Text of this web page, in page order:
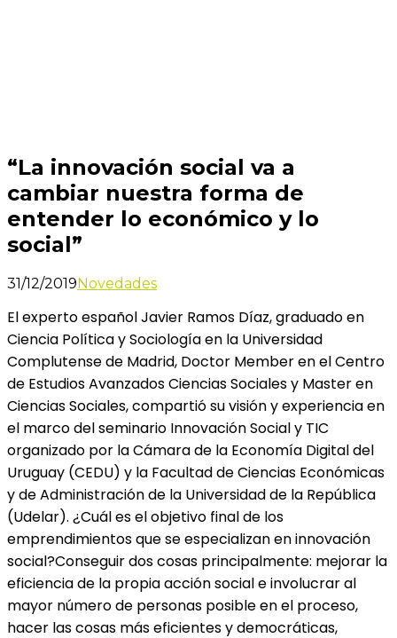
“La innovación social va a
cambiar nuestra forma de
entender lo económico y lo
social”
31/12/2019Novedades
El experto español Javier Ramos Díaz, graduado en
Ciencia Política y Sociología en la Universidad
Complutense de Madrid, Doctor Member en el Centro
de Estudios Avanzados Ciencias Sociales y Master en
Ciencias Sociales, compartió su visión y experiencia en
el marco del seminario Innovación Social y TIC
organizado por la Cámara de la Economía Digital del
Uruguay (CEDU) y la Facultad de Ciencias Económicas
y de Administración de la Universidad de la República
(Udelar). ¿Cuál es el objetivo final de los
emprendimientos que se especializan en innovación
social?Conseguir dos cosas principalmente: mejorar la
eficiencia de la propia acción social e involucrar al
mayor número de personas posible en el proceso,
hacer las cosas más eficientes y democráticas,